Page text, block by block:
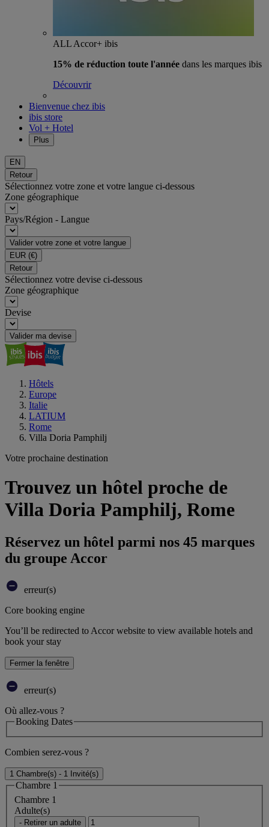
ALL Accor+ ibis
15% de réduction toute l'année dans les marques ibis
Découvrir
Bienvenue chez ibis
ibis store
Vol + Hotel
Plus
EN
Retour
Sélectionnez votre zone et votre langue ci-dessous
Zone géographique
Pays/Région - Langue
Valider votre zone et votre langue
EUR (€)
Retour
Sélectionnez votre devise ci-dessous
Zone géographique
Devise
Valider ma devise
Hôtels
Europe
Italie
LATIUM
Rome
Villa Doria Pamphilj
Votre prochaine destination
Trouvez un hôtel proche de
Villa Doria Pamphilj, Rome
Réservez un hôtel parmi nos 45 marques
du groupe Accor
erreur(s)
Core booking engine
You’ll be redirected to Accor website to view available hotels and
book your stay
Fermer la fenêtre
erreur(s)
Où allez-vous ?
Booking Dates
Combien serez-vous ?
1 Chambre(s) - 1 Invité(s)
Chambre 1
Chambre 1
Adulte(s)
- Retirer un adulte